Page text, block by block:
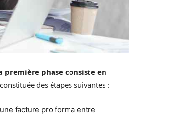
première phase consiste en
des étapes suivantes :
facture pro forma entre